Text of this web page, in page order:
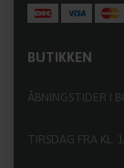
BUTIKKEN
ÅBNINGSTIDER I
TIRSDAG FRA KL.